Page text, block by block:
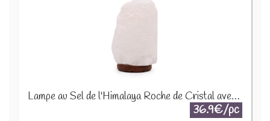
Lampe au Sel de l'Himalaya Roche de Cristal avec Base - environ 3-5 kg QSalt-13W
36.9€/pc